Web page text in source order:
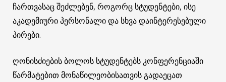
ჩართვასაც შეძლებენ, როგორც სტუდენტები, ისე
აკადემიური პერსონალი და სხვა დაინტერესებული
პირები.
ღონისძიების ბოლოს სტუდენტებს კონფერენციაში
წარმატებით მონაწილეობისათვის გადაეცათ